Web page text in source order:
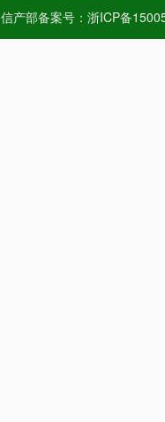
信产部备案号：浙ICP备